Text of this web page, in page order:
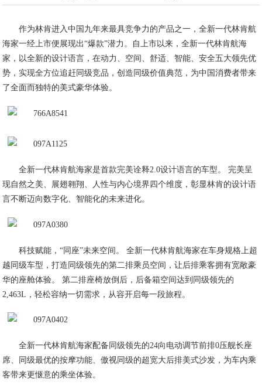
作为林肯进入中国九年来最具竞争力的产品之一，全新一代林肯航
海家一经上市便展现出“爆款”潜力。自上市以来，全新一代林肯航海
家，以全新的设计语言，在动力、空间、舒适、智能、安全五大领先优
势，实现全方位追赶同级竞品，创造同级价值典范，为中国消费者带来
了全面而独特的美式豪华体验。
全新一代林肯航海家是首款完美诠释2.0设计语言的车型。 完美呈
现自然之美、展翅翱翔、人性与内心境界四个维度，彰显林肯的设计语
言不断迈向数字化、智能化的未来进化。
科技赋能，“同座”未来空间。 全新一代林肯航海家在车身规格上超
越同级车型，打造同级领先的第二排乘员空间，让后排乘客拥有宽敞豪
华的座舱体验。 第二排座椅放倒后，后备箱空间达到同级领先的
2,463L，轻松容纳一切需求，从容开启每一段旅程。
全新一代林肯航海家配备同级领先的24向电动调节前排0压舰长座
席、同级最优的按摩功能、傲视同级的超宽大后排美式沙发，为车内乘
客带来更惬意的乘坐体验。